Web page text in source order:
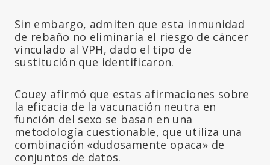
Sin embargo, admiten que esta inmunidad
de rebaño no eliminaría el riesgo de cáncer
vinculado al VPH, dado el tipo de
sustitución que identificaron.
Couey afirmó que estas afirmaciones sobre
la eficacia de la vacunación neutra en
función del sexo se basan en una
metodología cuestionable, que utiliza una
combinación «dudosamente opaca» de
conjuntos de datos.